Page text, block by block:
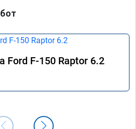
Ford F-150 Raptor 6.2